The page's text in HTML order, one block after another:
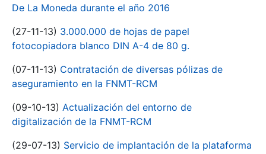
De La Moneda durante el año 2016
(27-11-13) 3.000.000 de hojas de papel
fotocopiadora blanco DIN A-4 de 80 g.
(07-11-13) Contratación de diversas pólizas de
aseguramiento en la FNMT-RCM
(09-10-13) Actualización del entorno de
digitalización de la FNMT-RCM
(29-07-13) Servicio de implantación de la plataforma